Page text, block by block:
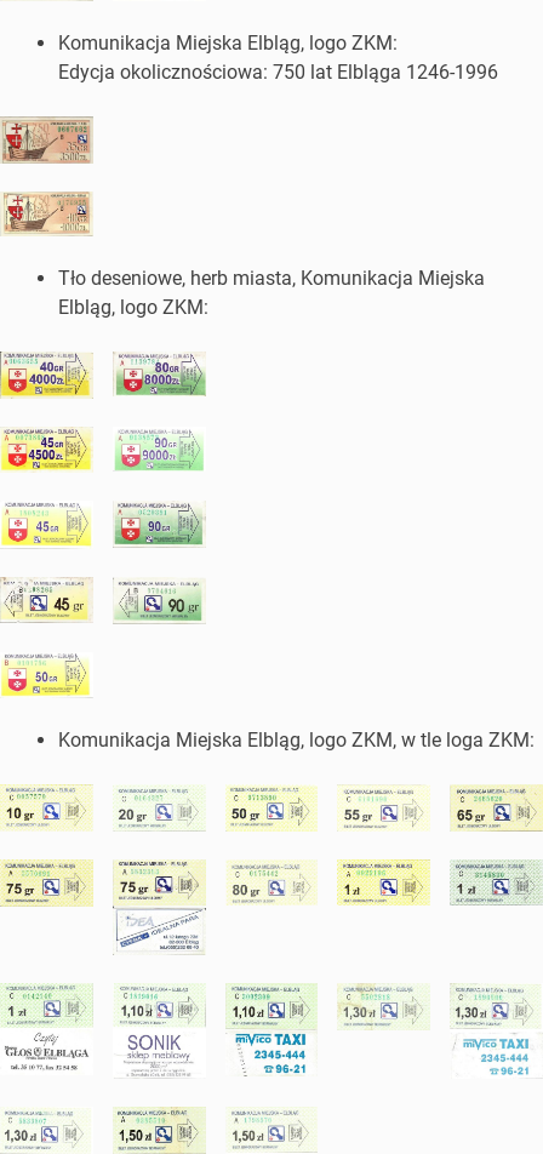
Komunikacja Miejska Elbląg, logo ZKM:
Edycja okolicznościowa: 750 lat Elbląga 1246-1996
Tło deseniowe, herb miasta, Komunikacja Miejska
Elbląg, logo ZKM:
Komunikacja Miejska Elbląg, logo ZKM, w tle loga ZKM: